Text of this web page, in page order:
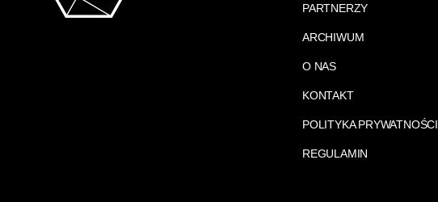
PARTNERZY
ARCHIWUM
O NAS
KONTAKT
POLITYKA PRYWATNOŚCI
REGULAMIN